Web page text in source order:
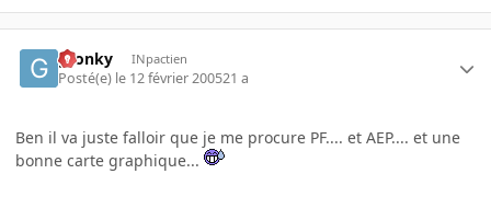
gronky INpactien
Posté(e) le 12 février 200521 a
Ben il va juste falloir que je me procure PF.... et AEP.... et une
bonne carte graphique...